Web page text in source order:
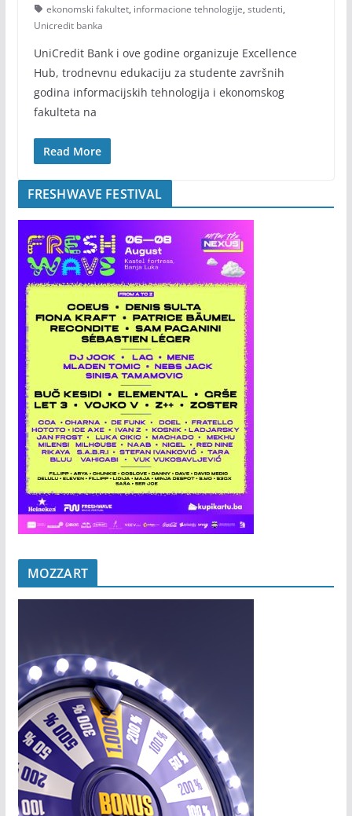
ekonomski fakultet, informacione tehnologije, studenti,
Unicredit banka
UniCredit Bank i ove godine organizuje Excellence
Hub, trodnevnu edukaciju za studente završnih
godina informacijskih tehnologija i ekonomskog
fakulteta na
Read More
FRESHWAVE FESTIVAL
MOZZART